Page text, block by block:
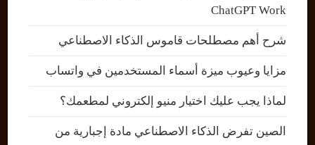
ChatGPT Work
شرح أهم مصطلحات قاموس الذكاء الاصطناعي
مزايا وعيوب ميزة أسماء المستخدمين في واتساب
لماذا يجب عليك اختيار منيو إلكتروني لمطعمك؟
الصين تفرض الذكاء الاصطناعي مادة إجبارية من